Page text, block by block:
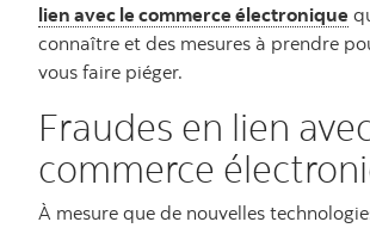
lien avec le commerce électronique
connaître et des mesures à prendre
vous faire piéger.
Fraudes en lien
commerce
À mesure que de nouvelles